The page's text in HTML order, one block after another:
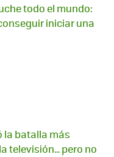
todo el mundo:
iniciar una
la batalla más
televisión... pero no